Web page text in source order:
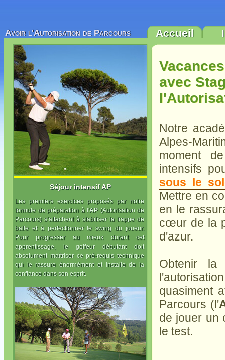
Avoir l'Autorisation de Parcours Accueil
Séjour intensif AP
Les premiers exercices proposés par notre
formule de préparation à l'AP(Autorisation de
Parcours) s’attachent à stabiliser la frappe de
balle et à perfectionner le swing du joueur.
Pour progresser au mieux durant cet
apprentissage, le golfeur débutant doit
absolument maîtriser ce pré-requis technique
qui le rassure énormément et installe de la
confiance dans son esprit.
avec
Notre
Alpes-
moment
intensifs
sous le
Mettre en
en le
cœur de la
d'azur.
Obtenir la
quasiment
Parcours (l'
de jouer un
le test.